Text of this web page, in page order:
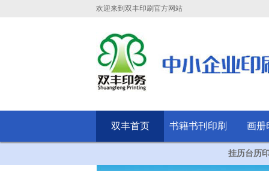
欢迎来到双丰印刷官方网站
双丰首页 书籍书刊印刷 画册
挂历台历